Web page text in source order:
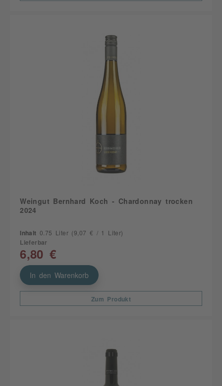
Weingut Bernhard Koch - Chardonnay trocken
2024
Inhalt 0.75 Liter (9,07 € / 1 Liter)
Lieferbar
6,80 €
In den Warenkorb
Zum Produkt